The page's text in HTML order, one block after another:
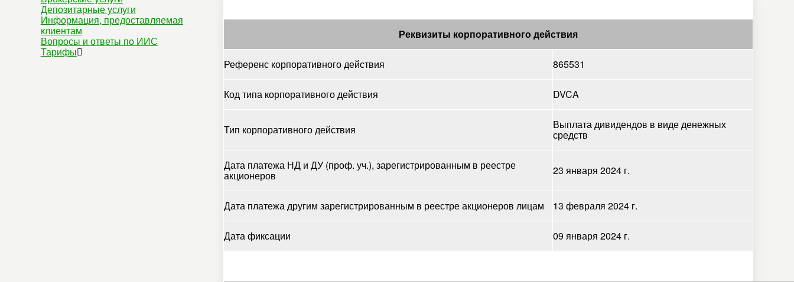
Депозитарные услуги
Информация, предоставляемая
клиентам
Вопросы и ответы по ИИС
Тарифы
Реквизиты корпоративного действия
Референс корпоративного действия 865531
Код типа корпоративного действия DVCA
Тип корпоративного действия Выплата дивидендов в виде денежных
средств
Дата платежа НД и ДУ (проф. уч.), зарегистрированным в реестре
акционеров 23 января 2024 г.
Дата платежа другим зарегистрированным в реестре акционеров лицам 13 февраля 2024 г.
Дата фиксации 09 января 2024 г.